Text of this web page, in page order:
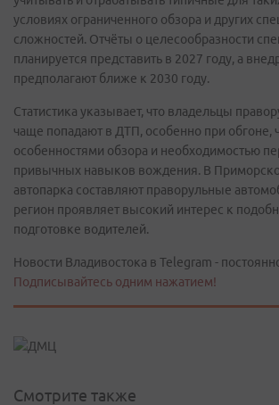
условиях ограниченного обзора и других
сложностей. Отчёты о целесообразности
планируется представить в 2027 году, а
предполагают ближе к 2030 году.
Статистика указывает, что владельцы
чаще попадают в ДТП, особенно при обгоне,
особенностями обзора и необходимостью
привычных навыков вождения. В
автопарка составляют праворульные
регион проявляет высокий интерес к
подготовке водителей.
Новости Владивостока в Telegram -
Подписывайтесь одним нажатием!
Смотрите также